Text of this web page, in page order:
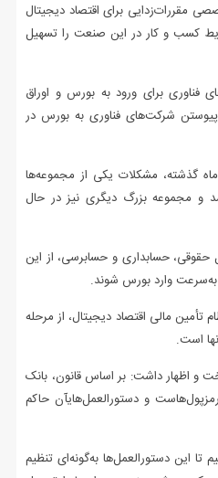
مقررات‌زدایی برای اقتصاد دیجیتال
کسب و کار در این صنعت را تسهیل
فناوری برای ورود به بورس و اوراق
شرکت‌های فناوری به بورس در
گذشته، مشکلات یکی از مجموعه‌ها
و مجموعه بزرگ دیگری نیز در حال
حقوقی، حسابداری و حسابرسی، از این
به‌سرعت وارد بورس شوند.
مالی اقتصاد دیجیتال، از مرحله
است.
و اظهار داشت: بر اساس قانون، بانک
و دستورالعمل‌هایآن حاکم
تا این دستورالعمل‌ها به‌گونه‌ای تنظیم